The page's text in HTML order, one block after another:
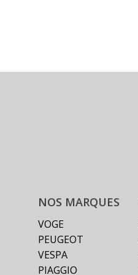
NOS MARQUES
VOGE
PEUGEOT
VESPA
PIAGGIO